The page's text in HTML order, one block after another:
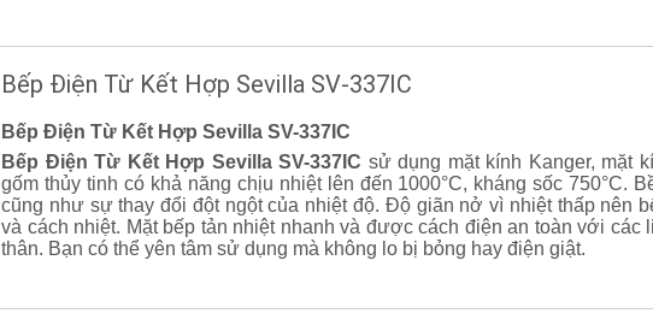
Bếp Điện Từ Kết Hợp Sevilla SV-337IC
Bếp Điện Từ Kết Hợp Sevilla SV-337IC
Bếp Điện Từ Kết Hợp Sevilla SV-337IC sử dụng mặt kính Kanger, mặt
gốm thủy tinh có khả năng chịu nhiệt lên đến 1000°C, kháng sốc 750°C.
cũng như sự thay đổi đột ngột của nhiệt độ. Độ giãn nở vì nhiệt thấp nên
và cách nhiệt. Mặt bếp tản nhiệt nhanh và được cách điện an toàn với các
thân. Bạn có thể yên tâm sử dụng mà không lo bị bỏng hay điện giật.